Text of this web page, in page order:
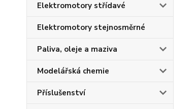
Elektromotory střídavé
Elektromotory stejnosměrné
Paliva, oleje a maziva
Modelářská chemie
Příslušenství